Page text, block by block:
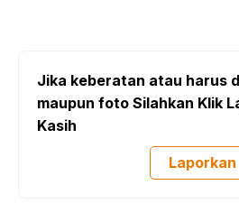
Jika keberatan atau harus
maupun foto Silahkan Klik
Kasih
Laporkan